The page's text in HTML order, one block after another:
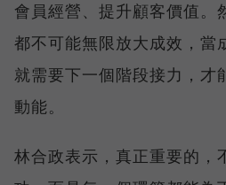
會員經營、提升顧客價值。
都不可能無限放大成效，當
就需要下一個階段接力，才
動能。
林合政表示，真正重要的，